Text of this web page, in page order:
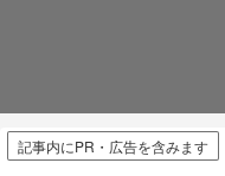
記事内にPR・広告を含みます